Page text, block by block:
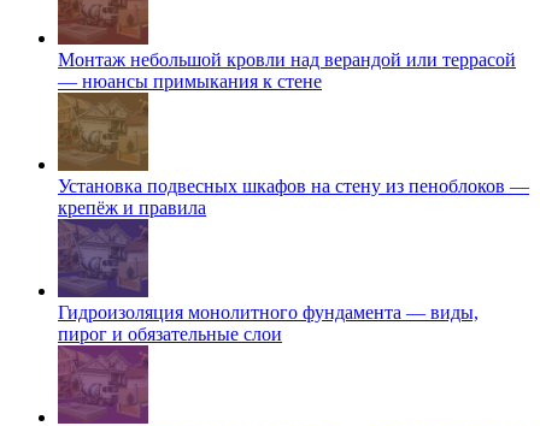
Монтаж небольшой кровли над верандой или террасой
— нюансы примыкания к стене
Установка подвесных шкафов на стену из пеноблоков —
крепёж и правила
Гидроизоляция монолитного фундамента — виды,
пирог и обязательные слои